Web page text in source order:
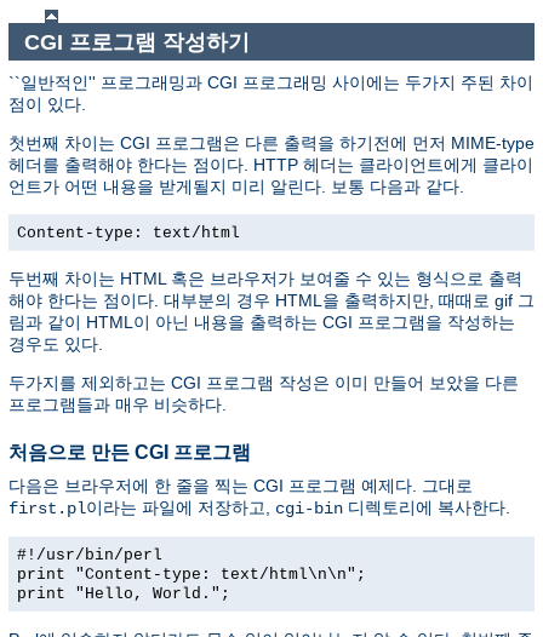
CGI 프로그램 작성하기
``일반적인'' 프로그래밍과 CGI 프로그래밍 사이에는 두가지 주된 차이
점이 있다.
첫번째 차이는 CGI 프로그램은 다른 출력을 하기전에 먼저 MIME-type
헤더를 출력해야 한다는 점이다. HTTP 헤더는 클라이언트에게 클라이
언트가 어떤 내용을 받게될지 미리 알린다. 보통 다음과 같다.
Content-type: text/html
두번째 차이는 HTML 혹은 브라우저가 보여줄 수 있는 형식으로 출력
해야 한다는 점이다. 대부분의 경우 HTML을 출력하지만, 때때로 gif 그
림과 같이 HTML이 아닌 내용을 출력하는 CGI 프로그램을 작성하는
경우도 있다.
두가지를 제외하고는 CGI 프로그램 작성은 이미 만들어 보았을 다른
프로그램들과 매우 비슷하다.
처음으로 만든 CGI 프로그램
다음은 브라우저에 한 줄을 찍는 CGI 프로그램 예제다. 그대로
first.pl이라는 파일에 저장하고, cgi-bin 디렉토리에 복사한다.
#!/usr/bin/perl
print "Content-type: text/html\n\n";
print "Hello, World.";